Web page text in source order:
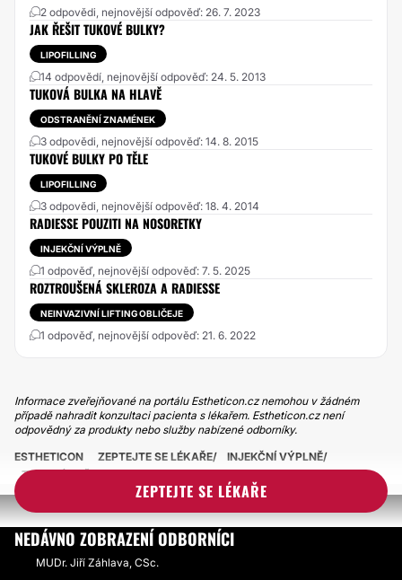
2 odpovědi, nejnovější odpověď: 26. 7. 2023
JAK ŘEŠIT TUKOVÉ BULKY?
LIPOFILLING
14 odpovědí, nejnovější odpověď: 24. 5. 2013
TUKOVÁ BULKA NA HLAVĚ
ODSTRANĚNÍ ZNAMÉNEK
3 odpovědi, nejnovější odpověď: 14. 8. 2015
TUKOVÉ BULKY PO TĚLE
LIPOFILLING
3 odpovědi, nejnovější odpověď: 18. 4. 2014
RADIESSE POUZITI NA NOSORETKY
INJEKČNÍ VÝPLNĚ
1 odpověď, nejnovější odpověď: 7. 5. 2025
ROZTROUŠENÁ SKLEROZA A RADIESSE
NEINVAZIVNÍ LIFTING OBLIČEJE
1 odpověď, nejnovější odpověď: 21. 6. 2022
Informace zveřejňované na portálu Estheticon.cz nemohou v žádném
případě nahradit konzultaci pacienta s lékařem. Estheticon.cz není
odpovědný za produkty nebo služby nabízené odborníky.
ZEPTEJTE SE LÉKAŘE
ESTHETICON ZEPTEJTE SE LÉKAŘE
INJEKČNÍ VÝPLNĚ
TUKOVÉ LOŽISKA PO RADIESSE
NEDÁVNO ZOBRAZENÍ ODBORNÍCI
MUDr. Jiří Záhlava, CSc.